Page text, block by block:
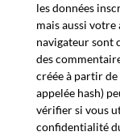
les données
mais aussi
navigateur sont
des
créée à partir de
appelée hash)
vérifier si vous
confidentialité